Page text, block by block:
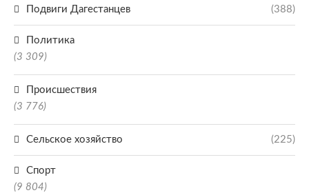
Подвиги Дагестанцев (388)
Политика
(3 309)
Происшествия
(3 776)
Сельское хозяйство (225)
Спорт
(9 804)